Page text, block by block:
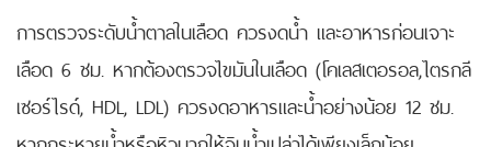
การตรวจระดับน้ำตาลในเลือด ควรงดน้ำ และอาหารก่อนเจาะ
เลือด 6 ชม. หากต้องตรวจไขมันในเลือด (โคเลสเตอรอล,ไตรกลี
เซอร์ไรด์, HDL, LDL) ควรงดอาหารและน้ำอย่างน้อย 12 ชม.